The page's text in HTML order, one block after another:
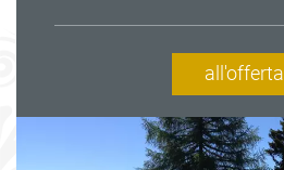
all'offerta